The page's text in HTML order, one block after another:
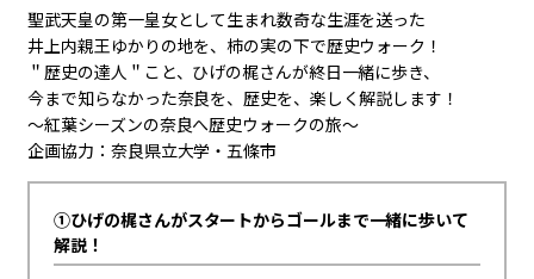
聖武天皇の第一皇女として生まれ数奇な生涯を送った
井上内親王ゆかりの地を、柿の実の下で歴史ウォーク！
＂歴史の達人＂こと、ひげの梶さんが終日一緒に歩き、
今まで知らなかった奈良を、歴史を、楽しく解説します！
～紅葉シーズンの奈良へ歴史ウォークの旅～
企画協力：奈良県立大学・五條市
①ひげの梶さんがスタートからゴールまで一緒に歩いて
解説！